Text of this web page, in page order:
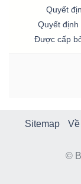
Quyết
Quyết
Được cấp
Sitemap
©